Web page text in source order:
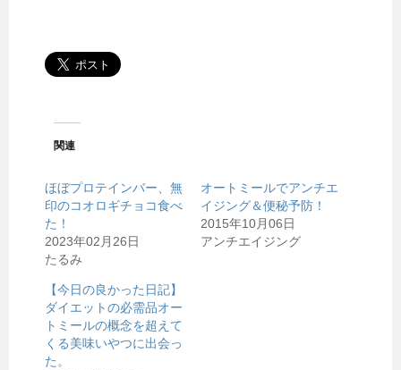
関連
ほぼプロテインバー、無
印のコオロギチョコ食べ
た！
2023年02月26日
たるみ
オートミールでアンチエ
イジング＆便秘予防！
2015年10月06日
アンチエイジング
【今日の良かった日記】
ダイエットの必需品オー
トミールの概念を超えて
くる美味いやつに出会っ
た。